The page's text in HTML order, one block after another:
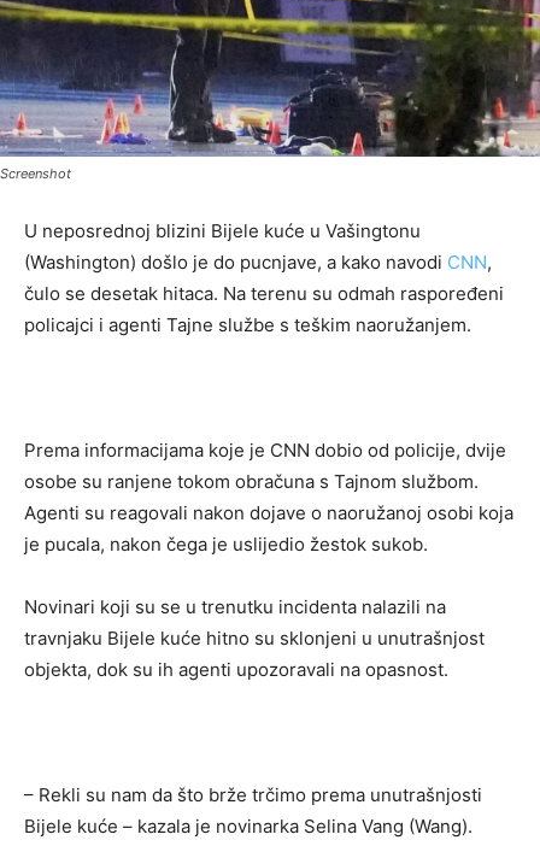
Screenshot
U neposrednoj blizini Bijele kuće u Vašingtonu
(Washington) došlo je do pucnjave, a kako navodi CNN,
čulo se desetak hitaca. Na terenu su odmah raspoređeni
policajci i agenti Tajne službe s teškim naoružanjem.
Prema informacijama koje je CNN dobio od policije, dvije
osobe su ranjene tokom obračuna s Tajnom službom.
Agenti su reagovali nakon dojave o naoružanoj osobi koja
je pucala, nakon čega je uslijedio žestok sukob.
Novinari koji su se u trenutku incidenta nalazili na
travnjaku Bijele kuće hitno su sklonjeni u unutrašnjost
objekta, dok su ih agenti upozoravali na opasnost.
– Rekli su nam da što brže trčimo prema unutrašnjosti
Bijele kuće – kazala je novinarka Selina Vang (Wang).